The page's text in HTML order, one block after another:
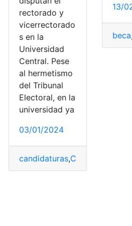
Convocatoria,CPCCS
rectorado y
vicerrectorado
s en la
Universidad
Central. Pese
al hermetismo
del Tribunal
Electoral, en la
universidad ya
03/01/2024
candidaturas,Central
13/
beca